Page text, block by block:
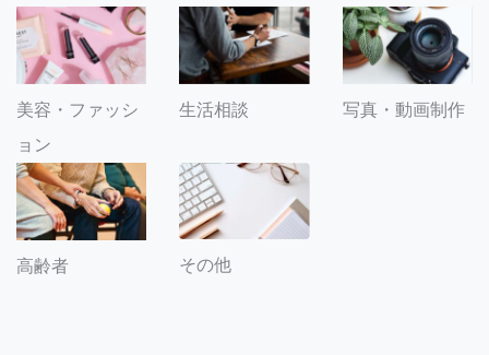
美容・ファッシ
ョン
生活相談 写真・動画制作
高齢者 その他